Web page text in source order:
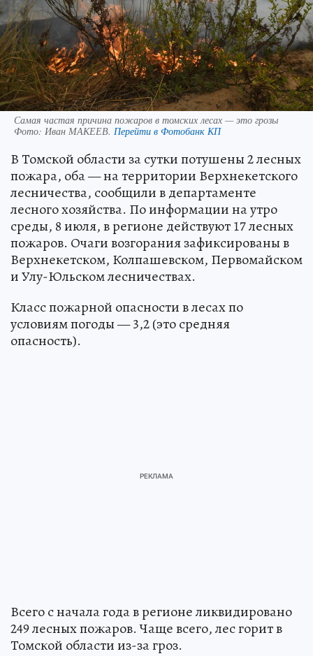
Самая частая причина пожаров в томских лесах — это грозы
Фото: Иван МАКЕЕВ. Перейти в Фотобанк КП
В Томской области за сутки потушены 2 лесных
пожара, оба — на территории Верхнекетского
лесничества, сообщили в департаменте
лесного хозяйства. По информации на утро
среды, 8 июля, в регионе действуют 17 лесных
пожаров. Очаги возгорания зафиксированы в
Верхнекетском, Колпашевском, Первомайском
и Улу-Юльском лесничествах.
Класс пожарной опасности в лесах по
условиям погоды — 3,2 (это средняя
опасность).
Всего с начала года в регионе ликвидировано
249 лесных пожаров. Чаще всего, лес горит в
Томской области из-за гроз.